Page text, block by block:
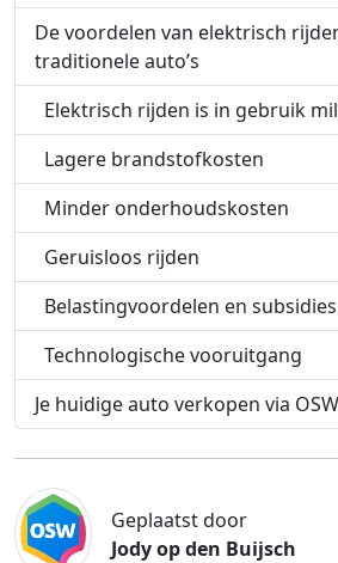
De voordelen van elektrisch
traditionele auto’s
Elektrisch rijden is in gebruik
Lagere brandstofkosten
Minder onderhoudskosten
Geruisloos rijden
Belastingvoordelen en subsidies
Technologische vooruitgang
Je huidige auto verkopen via
Geplaatst door
Jody op den Buijsch